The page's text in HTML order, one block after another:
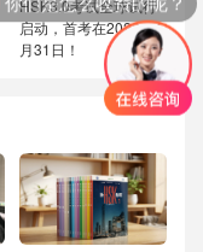
HSK3.0考试全球试行
启动，首考在2026年1
月31日！